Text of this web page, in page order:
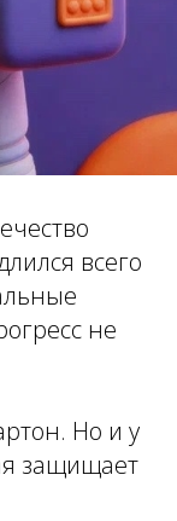
всего
не
Но и у
защищает